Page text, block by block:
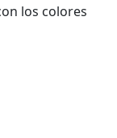
los colores